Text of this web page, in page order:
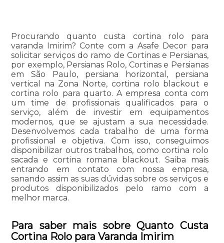
Procurando quanto custa cortina rolo para
varanda Imirim? Conte com a Asafe Decor para
solicitar serviços do ramo de Cortinas e Persianas,
por exemplo, Persianas Rolo, Cortinas e Persianas
em São Paulo, persiana horizontal, persiana
vertical na Zona Norte, cortina rolo blackout e
cortina rolo para quarto. A empresa conta com
um time de profissionais qualificados para o
serviço, além de investir em equipamentos
modernos, que se ajustam a sua necessidade.
Desenvolvemos cada trabalho de uma forma
profissional e objetiva. Com isso, conseguimos
disponibilizar outros trabalhos, como cortina rolo
sacada e cortina romana blackout. Saiba mais
entrando em contato com nossa empresa,
sanando assim as suas dúvidas sobre os serviços e
produtos disponibilizados pelo ramo com a
melhor marca.
Para saber mais sobre Quanto Custa
Cortina Rolo para Varanda Imirim